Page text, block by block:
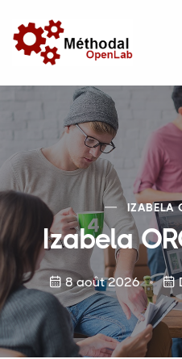
IZABELA
Izabela
8 août 2026